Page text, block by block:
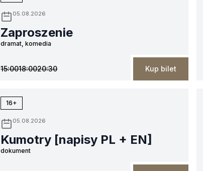
05.08.2026
Zaproszenie
dramat, komedia
15:0018:0020:30 Kup bilet
16+
05.08.2026
Kumotry [napisy PL + EN]
dokument